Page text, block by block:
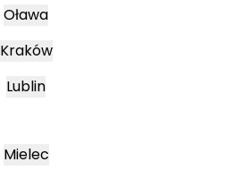
Oława
Kraków
Lublin
Mielec